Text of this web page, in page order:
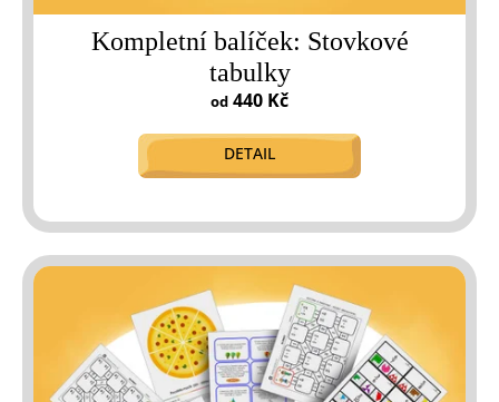
Kompletní balíček: Stovkové
tabulky
od 440 Kč
DETAIL